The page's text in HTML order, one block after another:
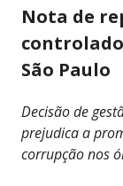
Nota de
São Paulo
Decisão de
prejudica a
corrupção nos